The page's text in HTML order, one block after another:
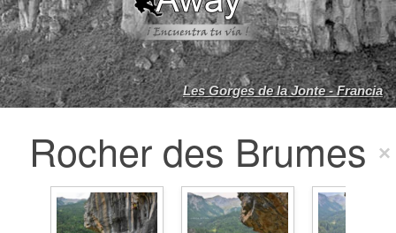
Les Gorges de la Jonte - Francia
Rocher des Brumes